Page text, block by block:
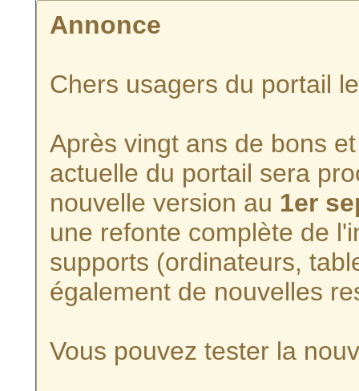
Annonce
Chers usagers du portail
Après vingt ans de bons
actuelle du portail sera
nouvelle version au 1er
une refonte complète de
supports (ordinateurs,
également de nouvelles
Vous pouvez tester la